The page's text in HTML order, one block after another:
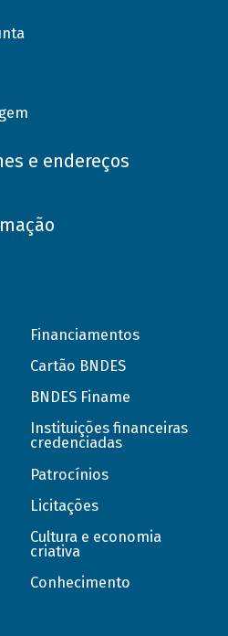
e endereços
Financiamentos
Cartão BNDES
BNDES Finame
Instituições financeiras
credenciadas
Patrocínios
Licitações
Cultura e economia
criativa
Conhecimento